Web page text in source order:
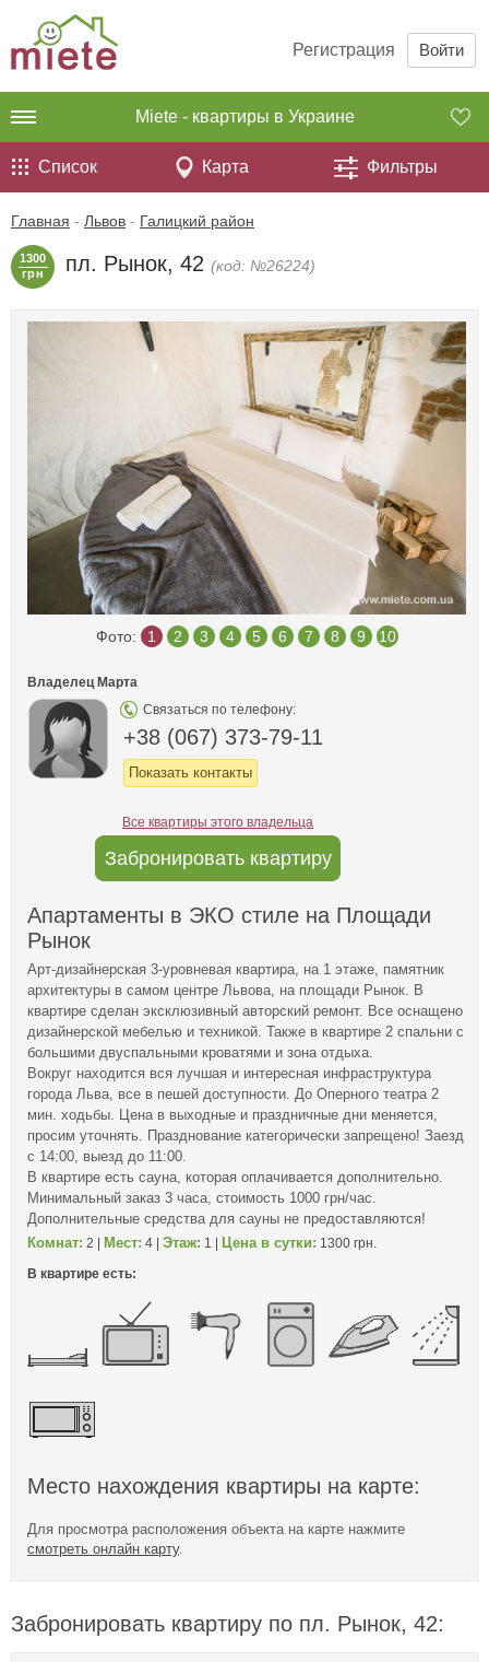
Регистрация Войти
Miete - квартиры в Украине
Список Карта Фильтры
Главная - Львов - Галицкий район
1300
грн
пл. Рынок, 42 (код: №26224)
Фото: 1 2 3 4 5 6 7 8 9 10
Владелец Марта
Связаться по телефону:
+38 (067) 373-79-11
Показать контакты
Все квартиры этого владельца
Забронировать квартиру
Апартаменты в ЭКО стиле на Площади
Рынок
Арт-дизайнерская 3-уровневая квартира, на 1 этаже, памятник
архитектуры в самом центре Львова, на площади Рынок. В
квартире сделан эксклюзивный авторский ремонт. Все оснащено
дизайнерской мебелью и техникой. Также в квартире 2 спальни с
большими двуспальными кроватями и зона отдыха.
Вокруг находится вся лучшая и интересная инфраструктура
города Льва, все в пешей доступности. До Оперного театра 2
мин. ходьбы. Цена в выходные и праздничные дни меняется,
просим уточнять. Празднование категорически запрещено! Заезд
с 14:00, выезд до 11:00.
В квартире есть сауна, которая оплачивается дополнительно.
Минимальный заказ 3 часа, стоимость 1000 грн/час.
Дополнительные средства для сауны не предоставляются!
Комнат: 2 | Мест: 4 | Этаж: 1 | Цена в сутки: 1300 грн.
В квартире есть:
Место нахождения квартиры на карте:
Для просмотра расположения объекта на карте нажмите
смотреть онлайн карту.
Забронировать квартиру по пл. Рынок, 42: